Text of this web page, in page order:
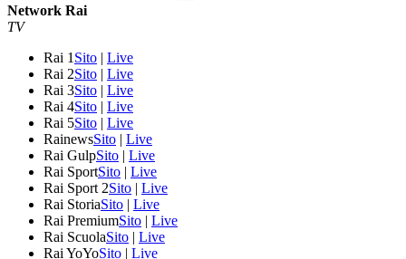
Network Rai
TV
Rai 1 Sito | Live
Rai 2Sito | Live
Rai 3Sito | Live
Rai 4Sito | Live
Rai 5Sito | Live
RainewsSito | Live
Rai GulpSito | Live
Rai SportSito | Live
Rai Sport 2Sito | Live
Rai StoriaSito | Live
Rai PremiumSito | Live
Rai ScuolaSito | Live
Rai YoYoSito | Live